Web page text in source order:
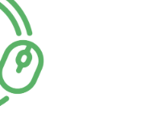
理方面備受壓力。」
到二十多只北極熊，
他們對冰上和岸上的
認為，北極熊在夏季
缺乏，讓身體活動和
然而大衛說：「我們